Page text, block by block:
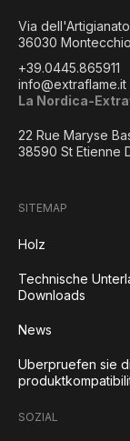
Via
36030
+39.0445.865911
info@extraflame.it
La Nordica-
22 Rue Maryse
38590 St Etienne
SITEMAP
Holz
Technische
Downloads
News
Uberpruefen sie
SOZIAL